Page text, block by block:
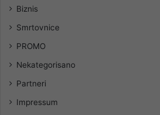
Biznis
Smrtovnice
PROMO
Nekategorisano
Partneri
Impressum